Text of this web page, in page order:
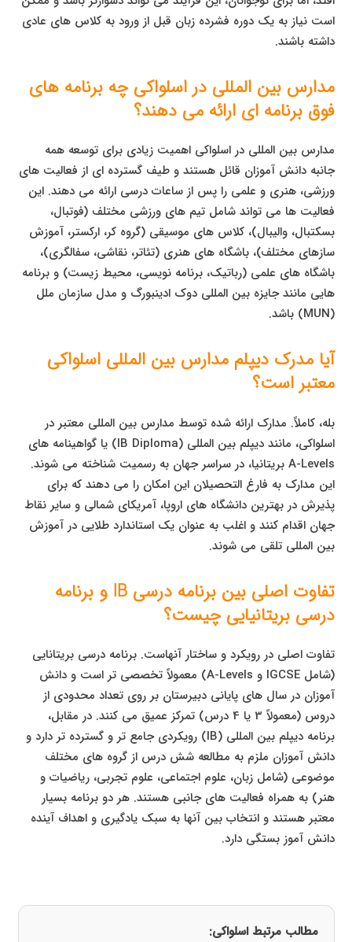
است نیاز به یک دوره فشرده زبان قبل از ورود به کلاس های عادی
داشته باشند.
مدارس بین المللی در اسلواکی چه برنامه های
فوق برنامه ای ارائه می دهند؟
مدارس بین المللی در اسلواکی اهمیت زیادی برای توسعه همه
جانبه دانش آموزان قائل هستند و طیف گسترده ای از فعالیت های
ورزشی، هنری و علمی را پس از ساعات درسی ارائه می دهند. این
فعالیت ها می تواند شامل تیم های ورزشی مختلف (فوتبال،
بسکتبال، والیبال)، کلاس های موسیقی (گروه کر، ارکستر، آموزش
سازهای مختلف)، باشگاه های هنری (تئاتر، نقاشی، سفالگری)،
باشگاه های علمی (رباتیک، برنامه نویسی، محیط زیست) و برنامه
هایی مانند جایزه بین المللی دوک ادینبورگ و مدل سازمان ملل
(MUN) باشد.
آیا مدرک دیپلم مدارس بین المللی اسلواکی
معتبر است؟
بله، کاملاً. مدارک ارائه شده توسط مدارس بین المللی معتبر در
اسلواکی، مانند دیپلم بین المللی (IB Diploma) یا گواهینامه های
A-Levels بریتانیا، در سراسر جهان به رسمیت شناخته می شوند.
این مدارک به فارغ التحصیلان این امکان را می دهند که برای
پذیرش در بهترین دانشگاه های اروپا، آمریکای شمالی و سایر نقاط
جهان اقدام کنند و اغلب به عنوان یک استاندارد طلایی در آموزش
بین المللی تلقی می شوند.
تفاوت اصلی بین برنامه درسی IB و برنامه
درسی بریتانیایی چیست؟
تفاوت اصلی در رویکرد و ساختار آنهاست. برنامه درسی بریتانایی
(شامل IGCSE و A-Levels) معمولاً تخصصی تر است و دانش
آموزان در سال های پایانی دبیرستان بر روی تعداد محدودی از
دروس (معمولاً 3 یا 4 درس) تمرکز عمیق می کنند. در مقابل،
برنامه دیپلم بین المللی (IB) رویکردی جامع تر و گسترده تر دارد و
دانش آموزان ملزم به مطالعه شش درس از گروه های مختلف
موضوعی (شامل زبان، علوم اجتماعی، علوم تجربی، ریاضیات و
هنر) به همراه فعالیت های جانبی هستند. هر دو برنامه بسیار
معتبر هستند و انتخاب بین آنها به سبک یادگیری و اهداف آینده
دانش آموز بستگی دارد.
مطالب مرتبط اسلواکی: